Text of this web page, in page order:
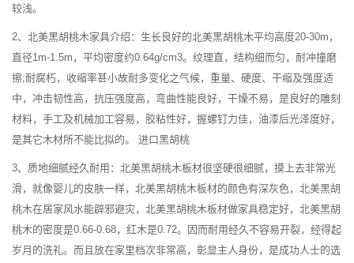
较浅。
2、北美黑胡桃木家具介绍：生长良好的北美黑胡桃木平均高度20-30m，
直径1m-1.5m，平均密度约0.64g/cm3。纹理直，结构细而匀，耐冲撞磨
擦;耐腐朽，收缩率甚小故耐多变化之气候，重量、硬度、干缩及强度适
中，冲击韧性高，抗压强度高，弯曲性能良好，干燥不易，是良好的雕刻
材料，手工及机械加工容易，胶粘性好，握螺钉力佳，油漆后光泽度好，
是其它木材所不能比拟的。 进口黑胡桃
3、质地细腻经久耐用：北美黑胡桃木板材很坚硬很细腻，摸上去非常光
滑，就像婴儿的皮肤一样，北美黑胡桃木板材的颜色有深灰色，北美黑胡
桃木在居家风水能辟邪避灾，北美黑胡桃木板材做家具稳定好，北美黑胡
桃木的密度是0.66-0.68，红木是0.72。因而耐用经久不容易开裂，经得起
岁月的洗礼。而且放在家里档次非常高，彰显主人身份，是成功人士的选